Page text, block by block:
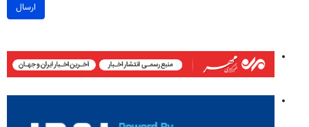
ارسال